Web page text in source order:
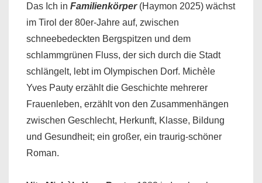
Das Ich in Familienkörper (Haymon 2025) wächst
im Tirol der 80er-Jahre auf, zwischen
schneebedeckten Bergspitzen und dem
schlammgrünen Fluss, der sich durch die Stadt
schlängelt, lebt im Olympischen Dorf. Michèle
Yves Pauty erzählt die Geschichte mehrerer
Frauenleben, erzählt von den Zusammenhängen
zwischen Geschlecht, Herkunft, Klasse, Bildung
und Gesundheit; ein großer, ein traurig-schöner
Roman.